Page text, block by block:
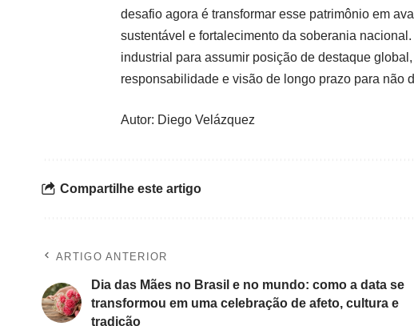
desafio agora é transformar esse patrimônio em
sustentável e fortalecimento da soberania
industrial para assumir posição de destaque
responsabilidade e visão de longo prazo para não
Autor: Diego Velázquez
Compartilhe este artigo
ARTIGO ANTERIOR
Dia das Mães no Brasil e no mundo: como a data se
transformou em uma celebração de afeto, cultura e
tradição